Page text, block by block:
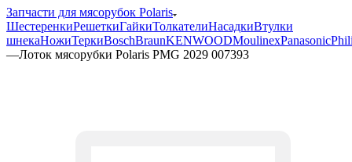
Запчасти для мясорубок Polaris
ШестеренкиРешеткиГайкиТолкателиНасадкиВтулки
шнекаНожиТеркиBoschBraunKENWOODMoulinexPanasonic
—Лоток мясорубки Polaris PMG 2029 007393